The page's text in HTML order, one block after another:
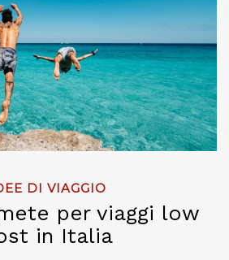
DI VIAGGIO
per viaggi low
in Italia